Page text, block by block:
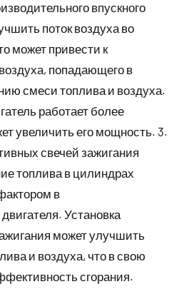
впускного
поток воздуха во
может привести к
попадающего в
смеси топлива и воздуха.
работает более
увеличить его мощность. 3.
свечей зажигания
топлива в цилиндрах
в
Установка
может улучшить
и воздуха, что в свою
сгорания.